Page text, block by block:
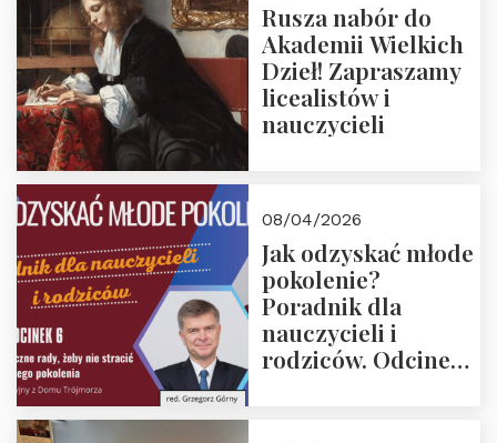
Rusza nabór do
Akademii Wielkich
Dzieł! Zapraszamy
licealistów i
nauczycieli
08/04/2026
Jak odzyskać młode
pokolenie?
Poradnik dla
nauczycieli i
rodziców. Odcinek